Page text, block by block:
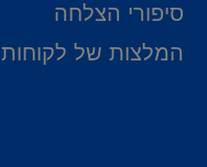
סיפורי הצלחה
המלצות של לקוחות